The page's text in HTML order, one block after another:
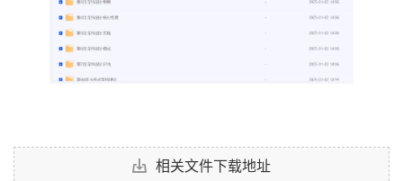
周故障管理体系构建
周混沌工程体系构建
周 SpringBoot
周 Spring源码深度解析
第39周RocketMQ源码深度解析
amp;沟通&amp;复盘&amp;面试指导
相关文件下载地址